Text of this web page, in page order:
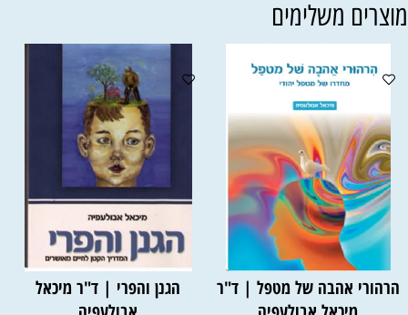
משלימים
הרהורי אהבה של מטפל | ד"ר
הגנן והפרי | ד"ר מיכאל